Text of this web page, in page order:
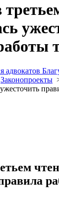
адвокатов
Законопроекты